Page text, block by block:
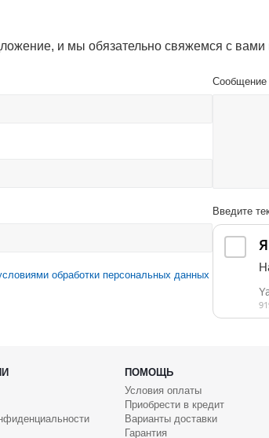
и мы обязательно свяжемся с
Сообщение
Введите
обработки персональных данных
ПОМОЩЬ
Условия оплаты
Приобрести в кредит
Варианты доставки
Гарантия